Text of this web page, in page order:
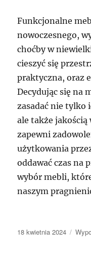
Funkcjonalne
nowoczesnego,
choćby w
cieszyć się
praktyczna, oraz
Decydując się na
zasadać nie tylko
ale także jakością
zapewni
użytkowania
oddawać czas na
wybór mebli,
naszym
Data
18 kwietnia 2024